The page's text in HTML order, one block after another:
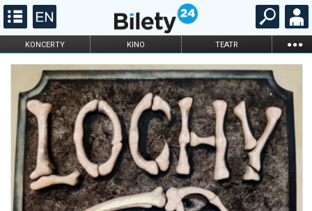
KONCERTY KINO TEATR ...
FILHARMONIA OPERA I BALET
STAND-UP
DLA DZIECI
ONLINE KARNETY